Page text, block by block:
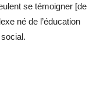
se témoigner [de
né de l’éducation